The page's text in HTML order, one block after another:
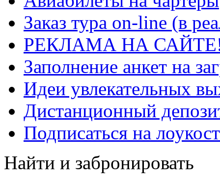
Заказ тура on-line (в
РЕКЛАМА НА
Заполнение анкет на
Идеи увлекательных
Дистанционный
Подписаться на
Найти и забронировать